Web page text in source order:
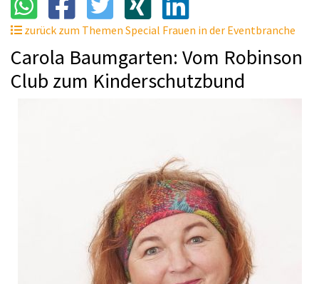
zurück zum Themen Special Frauen in der Eventbranche
Carola Baumgarten: Vom Robinson
Club zum Kinderschutzbund